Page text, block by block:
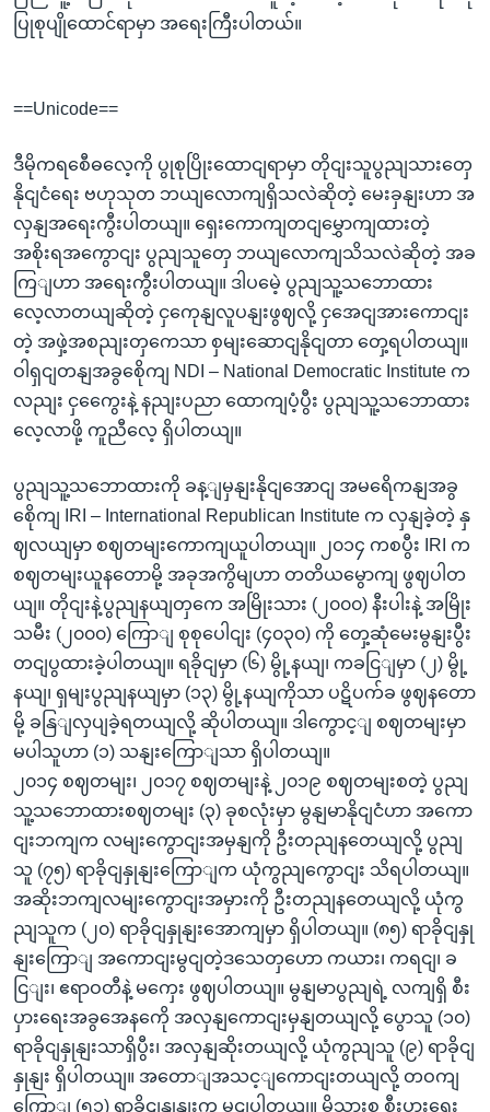
ပြုစုပျိုထောင်ရာမှာ အရေးကြီးပါတယ်။
==Unicode==
ဒီမိုကရစေီဓလေ့ကို ပွုစုပြိုးထောငျရာမှာ တိုငျးသူပွညျသားတှေ
နိုငျငံရေး ဗဟုသုတ ဘယျလောကျရှိသလဲဆိုတဲ့ မေးခှနျးဟာ အ
လှနျအရေးကွီးပါတယျ။ ရှေးကောကျတငျမွှောကျထားတဲ့
အစိုးရအကွောငျး ပွညျသူတှေ ဘယျလောကျသိသလဲဆိုတဲ့ အခ
ကြျဟာ အရေးကွီးပါတယျ။ ဒါပမေဲ့ ပွညျသူ့သဘောထား
လေ့လာတယျဆိုတဲ့ ငှကေုနျလူပနျးဖွဈလို့ ငှအေငျအားကောငျး
တဲ့ အဖှဲ့အစညျးတှကေသာ စှမျးဆောငျနိုငျတာ တှေ့ရပါတယျ။
ဝါရှငျတနျအခွစေိုကျ NDI – National Democratic Institute က
လညျး ငှကွေေးနဲ့ နညျးပညာ ထောကျပံ့ပွီး ပွညျသူ့သဘောထား
လေ့လာဖို့ ကူညီလေ့ ရှိပါတယျ။
ပွညျသူ့သဘောထားကို ခန့ျမှနျးနိုငျအောငျ အမရေိကနျအခွ
စေိုကျ IRI – International Republican Institute က လှနျခဲ့တဲ့ နှ
ဈလယျမှာ စဈတမျးကောကျယူပါတယျ။ ၂၀၁၄ ကစပွီး IRI က
စဈတမျးယူနတောမို့ အခုအကွိမျဟာ တတိယမွောကျ ဖွဈပါတ
ယျ။ တိုငျးနဲ့ပွညျနယျတှကေ အမြိုးသား (၂၀၀၀) နီးပါးနဲ့ အမြိုး
သမီး (၂၀၀၀) ကြောျ စုစုပေါငျး (၄၀၃၀) ကို တှေ့ဆုံမေးမွနျးပွီး
တငျပွထားခဲ့ပါတယျ။ ရခိုငျမှာ (၆) မွို့နယျ၊ ကခငြျမှာ (၂) မွို့
နယျ၊ ရှမျးပွညျနယျမှာ (၁၃) မွို့နယျကိုသာ ပဋိပက်ခ ဖွဈနတော
မို့ ခနြျလှပျခဲ့ရတယျလို့ ဆိုပါတယျ။ ဒါကွောင့ျ စဈတမျးမှာ
မပါသူဟာ (၁) သနျးကြောျသာ ရှိပါတယျ။
၂၀၁၄ စဈတမျး၊ ၂၀၁၇ စဈတမျးနဲ့ ၂၀၁၉ စဈတမျးစတဲ့ ပွညျ
သူ့သဘောထားစဈတမျး (၃) ခုစလုံးမှာ မွနျမာနိုငျငံဟာ အကော
ငျးဘကျက လမျးကွောငျးအမှနျကို ဦးတညျနတေယျလို့ ပွညျ
သူ (၇၅) ရာခိုငျနှုနျးကြောျက ယုံကွညျကွောငျး သိရပါတယျ။
အဆိုးဘကျလမျးကွောငျးအမှားကို ဦးတညျနတေယျလို့ ယုံကွ
ညျသူက (၂၀) ရာခိုငျနှုနျးအောကျမှာ ရှိပါတယျ။ (၈၅) ရာခိုငျနှု
နျးကြောျ အကောငျးမွငျတဲ့ဒသေတှဟော ကယား၊ ကရငျ၊ ခ
ငြျး၊ ဧရာဝတီနဲ့ မကှေး ဖွဈပါတယျ။ မွနျမာပွညျရဲ့ လကျရှိ စီး
ပှားရေးအခွအေနကေို အလှနျကောငျးမှနျတယျလို့ ပွောသူ (၁၀)
ရာခိုငျနှုနျးသာရှိပွီး၊ အလှနျဆိုးတယျလို့ ယုံကွညျသူ (၉) ရာခိုငျ
နှုနျး ရှိပါတယျ။ အတောျအသင့ျကောငျးတယျလို့ တဝကျ
ကြောျ (၅၁) ရာခိုငျနှုနျးက မွငျပါတယျ။ မိသားစု စီးပှားရေး